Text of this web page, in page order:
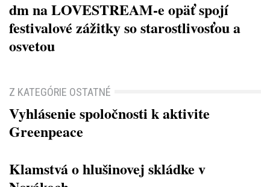
dm na LOVESTREAM-e opäť spojí
festivalové zážitky so starostlivosťou a
osvetou
Z KATEGÓRIE OSTATNÉ
Vyhlásenie spoločnosti k aktivite
Greenpeace
Klamstvá o hlušinovej skládke v